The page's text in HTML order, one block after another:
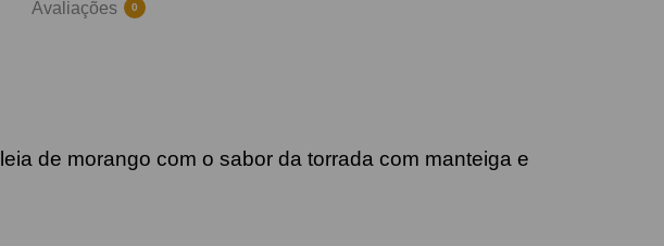
Avaliações 0
de morango com o sabor da torrada com manteiga e